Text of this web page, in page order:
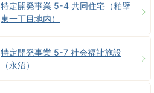
特定開発事業 5-4 共同住宅（粕壁
東一丁目地内）
特定開発事業 5-7 社会福祉施設
（永沼）